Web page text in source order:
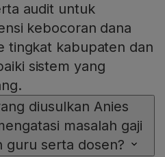
audit untuk
kebocoran dana
tingkat kabupaten dan
sistem yang
diusulkan Anies
masalah gaji
guru serta dosen?